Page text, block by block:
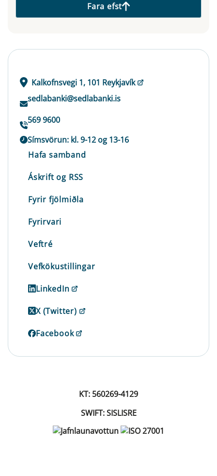
Fara efst
Kalkofnsvegi 1, 101 Reykjavík
sedlabanki@sedlabanki.is
569 9600
Símsvörun: kl. 9-12 og 13-16
Hafa samband
Áskrift og RSS
Fyrir fjölmiðla
Fyrirvari
Veftré
Vefkökustillingar
LinkedIn
X (Twitter)
Facebook
KT: 560269-4129
SWIFT: SISLISRE